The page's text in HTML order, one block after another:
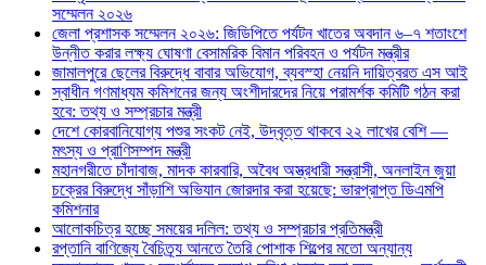
সম্মেলন ২০২৬
জেলা প্রশাসক সম্মেলন ২০২৬: জিডিপিতে পর্যটন খাতের অবদান ৬–৭ শতাংশে
উন্নীত করার লক্ষ্য ঘোষণা বেসামরিক বিমান পরিবহন ও পর্যটন মন্ত্রীর
জামালপুরে ছেলের বিরুদ্ধে বাবার অভিযোগ, ব্যবস্হা নেয়নি দায়িত্বরত এস আই
স্বাধীন গণমাধ্যম কমিশনের জন্য অংশীদারদের নিয়ে পরামর্শক কমিটি গঠন করা
হবে: তথ্য ও সম্প্রচার মন্ত্রী
দেশে কোরবানিযোগ্য পশুর সংকট নেই, উদ্বৃত্ত থাকবে ২২ লাখের বেশি —
মৎস্য ও প্রাণিসম্পদ মন্ত্রী
মহানগরীতে চাঁদাবাজ, মাদক কারবারি, অবৈধ অস্ত্রধারী সন্ত্রাসী, অনলাইন জুয়া
চক্রের বিরুদ্ধে সাঁড়াশি অভিযান জোরদার করা হয়েছে: ভারপ্রাপ্ত ডিএমপি
কমিশনার
আলোকচিত্র হচ্ছে সময়ের দলিল: তথ্য ও সম্প্রচার প্রতিমন্ত্রী
রপ্তানি বাণিজ্যে বৈচিত্র্য আনতে তৈরি পোশাক শিল্পের মতো অন্যান্য